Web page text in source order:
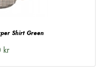
Shirt Green
kr